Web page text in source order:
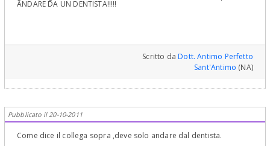
ANDARE DA UN DENTISTA!!!!!
Scritto daDott. Antimo Perfetto
Sant'Antimo (NA)
Pubblicato il 20-10-2011
Come dice il collega sopra ,deve solo andare dal dentista.